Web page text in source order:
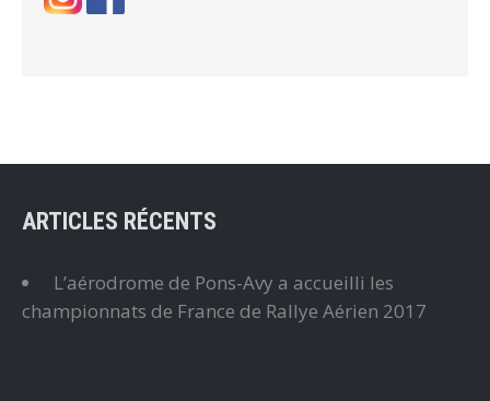
ARTICLES RÉCENTS
L’aérodrome de Pons-Avy a accueilli les
championnats de France de Rallye Aérien 2017